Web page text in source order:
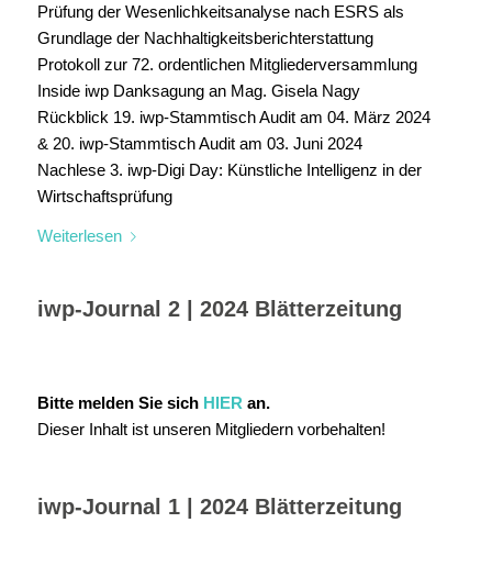
Prüfung der Wesenlichkeitsanalyse nach ESRS als
Grundlage der Nachhaltigkeitsberichterstattung
Protokoll zur 72. ordentlichen Mitgliederversammlung
Inside iwp Danksagung an Mag. Gisela Nagy
Rückblick 19. iwp-Stammtisch Audit am 04. März 2024
& 20. iwp-Stammtisch Audit am 03. Juni 2024
Nachlese 3. iwp-Digi Day: Künstliche Intelligenz in der
Wirtschaftsprüfung
Weiterlesen
iwp-Journal 2 | 2024 Blätterzeitung
Bitte melden Sie sich HIER an.
Dieser Inhalt ist unseren Mitgliedern vorbehalten!
iwp-Journal 1 | 2024 Blätterzeitung